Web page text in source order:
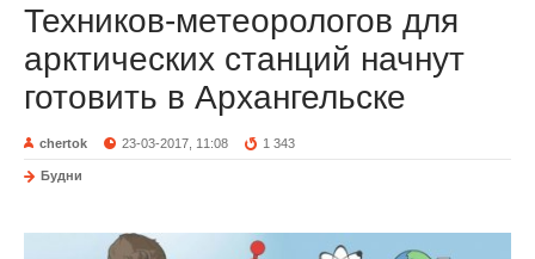
Техников-метеорологов для
арктических станций начнут
готовить в Архангельске
chertok 23-03-2017, 11:08 1 343
Будни